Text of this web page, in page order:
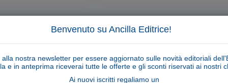
Benvenuto su Ancilla Editrice!
alla nostra newsletter per essere aggiornato sulle novità editoriali
e in anteprima riceverai tutte le offerte e gli sconti riservati ai nostri
Ai nuovi iscritti regaliamo un